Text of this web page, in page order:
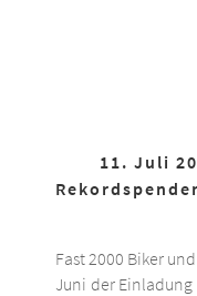
11. Juli
Fast 2000 Biker
Juni der